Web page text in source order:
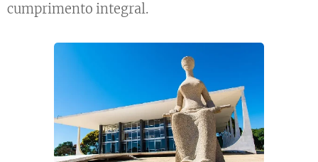
cumprimento integral.